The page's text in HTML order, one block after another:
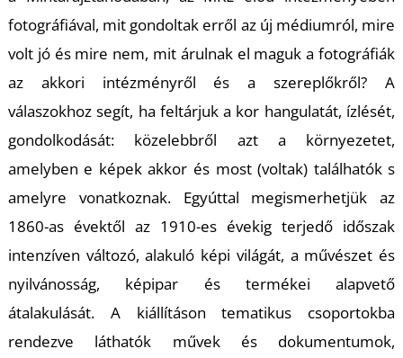
fotográfiával, mit gondoltak erről az új médiumról, mire
volt jó és mire nem, mit árulnak el maguk a fotográfiák
az akkori intézményről és a szereplőkről? A
válaszokhoz segít, ha feltárjuk a kor hangulatát, ízlését,
gondolkodását: közelebbről azt a környezetet,
amelyben e képek akkor és most (voltak) találhatók s
amelyre vonatkoznak. Egyúttal megismerhetjük az
1860-as évektől az 1910-es évekig terjedő időszak
intenzíven változó, alakuló képi világát, a művészet és
nyilvánosság, képipar és termékei alapvető
átalakulását. A kiállításon tematikus csoportokba
rendezve láthatók művek és dokumentumok,